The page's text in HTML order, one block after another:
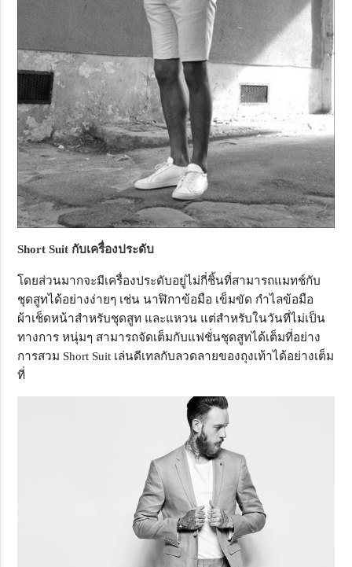
Short Suit กับเครื่องประดับ
โดยส่วนมากจะมีเครื่องประดับอยู่ไม่กี่ชิ้นที่สามารถแมทช์กับ
ชุดสูทได้อย่างง่ายๆ เช่น นาฬิกาข้อมือ เข็มขัด กำไลข้อมือ
ผ้าเช็ดหน้าสำหรับชุดสูท และแหวน แต่สำหรับในวันที่ไม่เป็น
ทางการ หนุ่มๆ สามารถจัดเต็มกับแฟชั่นชุดสูทได้เต็มที่อย่าง
การสวม Short Suit เล่นดีเทลกับลวดลายของถุงเท้าได้อย่างเต็ม
ที่